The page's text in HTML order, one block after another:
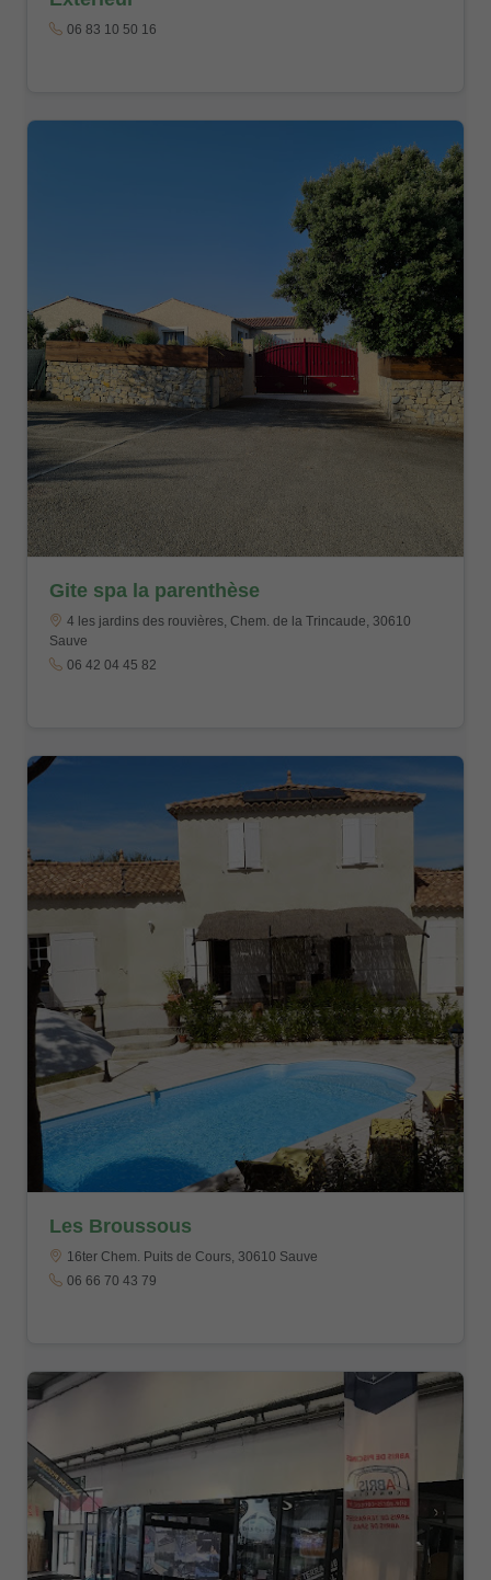
06 83 10 50 16
Gite spa la parenthèse
4 les jardins des rouvières, Chem. de la Trincaude, 30610
Sauve
06 42 04 45 82
Les Broussous
16ter Chem. Puits de Cours, 30610 Sauve
06 66 70 43 79